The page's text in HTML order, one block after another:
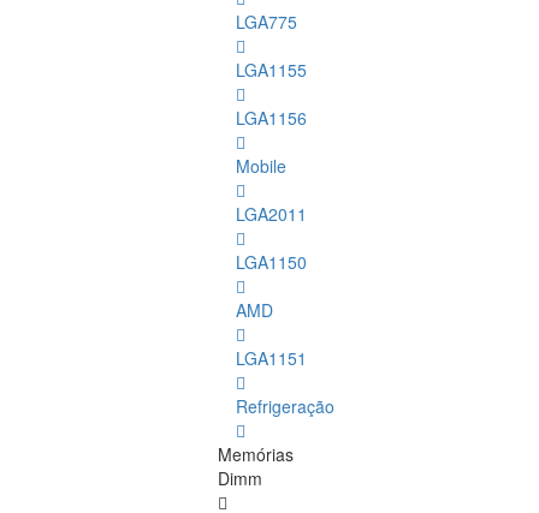
LGA775
LGA1155
LGA1156
Mobile
LGA2011
LGA1150
AMD
LGA1151
Refrigeração
Memórias
Dimm